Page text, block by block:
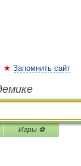
Запомнить сайт
Игры ⚽